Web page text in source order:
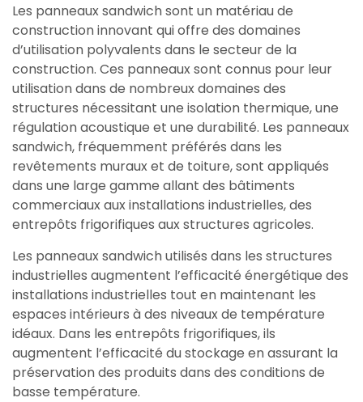
Les panneaux sandwich sont un matériau de
construction innovant qui offre des domaines
d’utilisation polyvalents dans le secteur de la
construction. Ces panneaux sont connus pour leur
utilisation dans de nombreux domaines des
structures nécessitant une isolation thermique, une
régulation acoustique et une durabilité. Les panneaux
sandwich, fréquemment préférés dans les
revêtements muraux et de toiture, sont appliqués
dans une large gamme allant des bâtiments
commerciaux aux installations industrielles, des
entrepôts frigorifiques aux structures agricoles.
Les panneaux sandwich utilisés dans les structures
industrielles augmentent l’efficacité énergétique des
installations industrielles tout en maintenant les
espaces intérieurs à des niveaux de température
idéaux. Dans les entrepôts frigorifiques, ils
augmentent l’efficacité du stockage en assurant la
préservation des produits dans des conditions de
basse température.